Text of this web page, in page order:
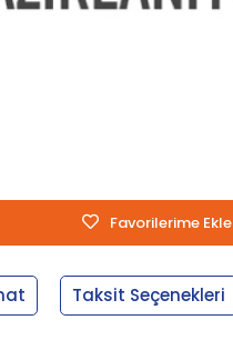
Favorilerime Ekle
Taksit Seçenekleri